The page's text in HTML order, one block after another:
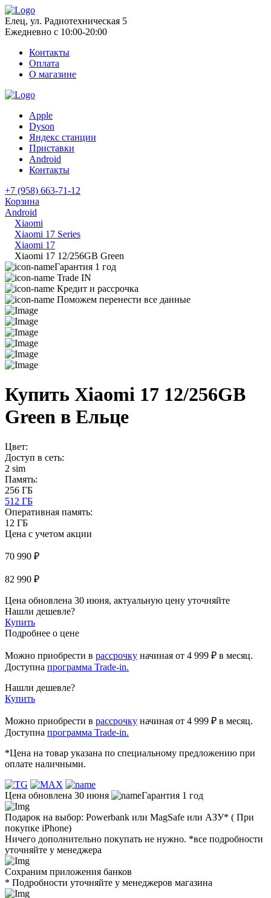
Елец, ул. Радиотехническая 5
Ежедневно с 10:00-20:00
Контакты
Оплата
О магазине
Apple
Dyson
Яндекс станции
Приставки
Android
Контакты
+7 (958) 663-71-12
Корзина
Android
Xiaomi
Xiaomi 17 Series
Xiaomi 17
Xiaomi 17 12/256GB Green
Гарантия 1 год
Trade IN
Кредит и рассрочка
Поможем перенести все данные
Купить Xiaomi 17 12/256GB
Green в Ельце
Цвет:
Доступ в сеть:
2 sim
Память:
256 ГБ
512 ГБ
Оперативная память:
12 ГБ
Цена с учетом акции
70 990 ₽
82 990 ₽
Цена обновлена 30 июня, актуальную цену уточняйте
Нашли дешевле?
Купить
Подробнее о цене
Можно приобрести в рассрочку начиная от 4 999 ₽ в месяц.
Доступна программа Trade-in.
Нашли дешевле?
Купить
Можно приобрести в рассрочку начиная от 4 999 ₽ в месяц.
Доступна программа Trade-in.
*Цена на товар указана по специальному предложению при
оплате наличными.
Цена обновлена 30 июня Гарантия 1 год
Подарок на выбор: Powerbank или MagSafe или AЗУ* ( При
покупке iPhone)
Ничего дополнительно покупать не нужно. *все подробности
уточняйте у менеджера
Сохраним приложения банков
* Подробности уточняйте у менеджеров магазина